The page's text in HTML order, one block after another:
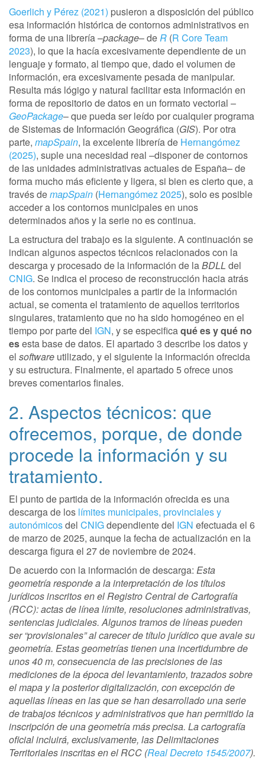
Goerlich y Pérez (2021) pusieron a disposición del público
esa información histórica de contornos administrativos en
forma de una librería –package– deR (R Core Team
2023), lo que la hacía excesivamente dependiente de un
lenguaje y formato, al tiempo que, dado el volumen de
información, era excesivamente pesada de manipular.
Resulta más lógigo y natural facilitar esta información en
forma de repositorio de datos en un formato vectorial –
GeoPackage– que pueda ser leído por cualquier programa
de Sistemas de Información Geográfica (GIS). Por otra
parte, mapSpain, la excelente librería de Hernangómez
(2025), suple una necesidad real –disponer de contornos
de las unidades administrativas actuales de España– de
forma mucho más eficiente y ligera, si bien es cierto que, a
través demapSpain (Hernangómez 2025), solo es posible
acceder a los contornos municipales en unos
determinados años y la serie no es continua.
La estructura del trabajo es la siguiente. A continuación se
indican algunos aspectos técnicos relacionados con la
descarga y procesado de la información de laBDLL del
CNIG. Se indica el proceso de reconstrucción hacia atrás
de los contornos municipales a partir de la información
actual, se comenta el tratamiento de aquellos territorios
singulares, tratamiento que no ha sido homogéneo en el
tiempo por parte del IGN, y se especificaqué es y qué no
esesta base de datos. El apartado 3 describe los datos y
el software utilizado, y el siguiente la información ofrecida
y su estructura. Finalmente, el apartado 5 ofrece unos
breves comentarios finales.
2. Aspectos técnicos: que
ofrecemos, porque, de donde
procede la información y su
tratamiento.
El punto de partida de la información ofrecida es una
descarga de los límites municipales, provinciales y
autonómicosdel CNIGdependiente del IGN efectuada el 6
de marzo de 2025, aunque la fecha de actualización en la
descarga figura el 27 de noviembre de 2024.
De acuerdo con la información de descarga: Esta
geometría responde a la interpretación de los títulos
jurídicos inscritos en el Registro Central de Cartografía
(RCC): actas de línea límite, resoluciones administrativas,
sentencias judiciales. Algunos tramos de líneas pueden
ser “provisionales” al carecer de título jurídico que avale su
geometría. Estas geometrías tienen una incertidumbre de
unos 40 m, consecuencia de las precisiones de las
mediciones de la época del levantamiento, trazados sobre
el mapa y la posterior digitalización, con excepción de
aquellas líneas en las que se han desarrollado una serie
de trabajos técnicos y administrativos que han permitido la
inscripción de una geometría más precisa. La cartografía
oficial incluirá, exclusivamente, las Delimitaciones
Territoriales inscritas en el RCC (Real Decreto 1545/2007).